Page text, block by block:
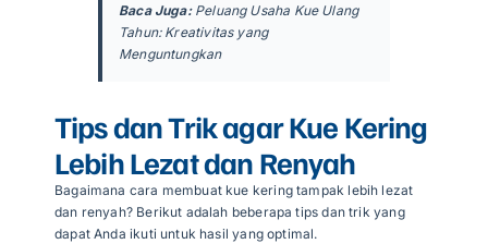
Baca Juga: Peluang Usaha Kue Ulang
Tahun: Kreativitas yang
Menguntungkan
Tips dan Trik agar Kue Kering
Lebih Lezat dan Renyah
Bagaimana cara membuat kue kering tampak lebih lezat
dan renyah? Berikut adalah beberapa tips dan trik yang
dapat Anda ikuti untuk hasil yang optimal.